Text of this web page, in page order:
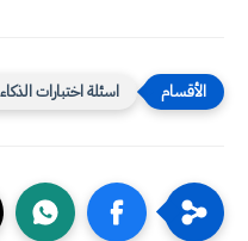
اسئلة اختبارات